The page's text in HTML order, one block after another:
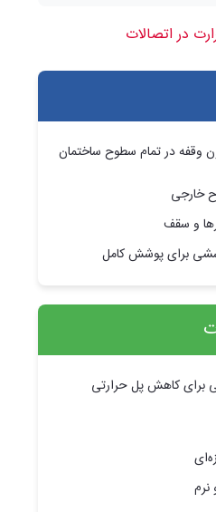
در اتصالات
وقفه در تمام سطوح ساختمان
خارجی
و سقف
برای پوشش کامل
برای کاهش پل حرارتی